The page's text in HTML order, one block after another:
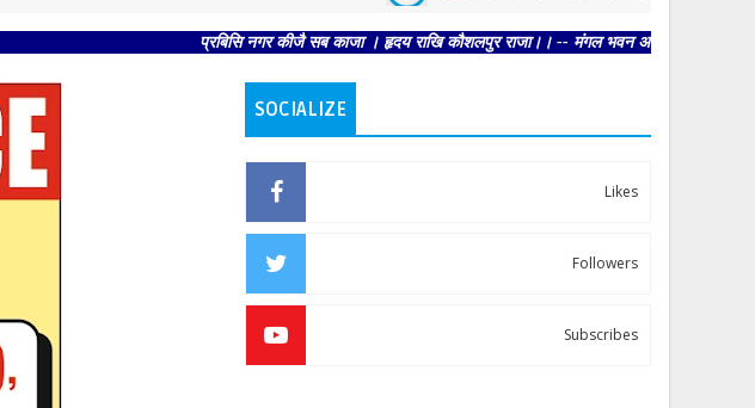
प्रबिसि नगर कीजै सब काजा । हृदय राखि कौशलपुर राजा।। -- मंगल भवन अमंगल हारी। द्रवहु सुदसरथ
SOCIALIZE
Likes
Followers
Subscribes